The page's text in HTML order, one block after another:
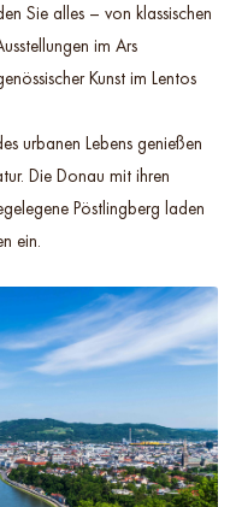
Sie alles – von klassischen
im Ars
Kunst im Lentos
urbanen Lebens genießen
Die Donau mit ihren
Pöstlingberg laden
ein.